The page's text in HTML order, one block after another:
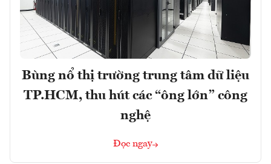
Bùng nổ thị trường trung tâm dữ liệu
TP.HCM, thu hút các “ông lớn” công
nghệ
Đọc ngay